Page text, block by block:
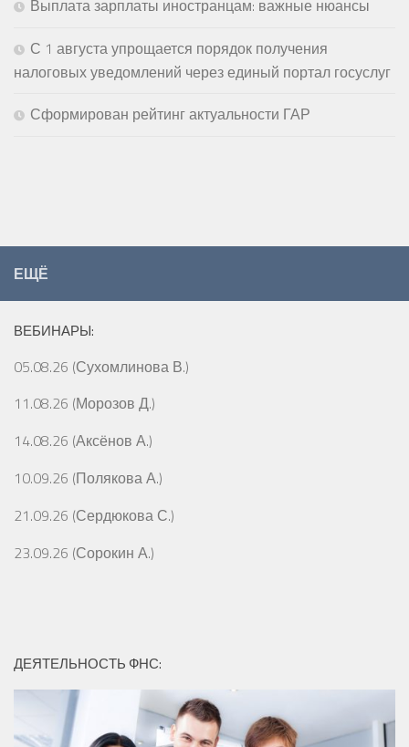
Выплата зарплаты иностранцам: важные нюансы
С 1 августа упрощается порядок получения
налоговых уведомлений через единый портал госуслуг
Сформирован рейтинг актуальности ГАР
ЕЩЁ
ВЕБИНАРЫ:
05.08.26 (Сухомлинова В.)
11.08.26 (Морозов Д.)
14.08.26 (Аксёнов А.)
10.09.26 (Полякова А.)
21.09.26 (Сердюкова С.)
23.09.26 (Сорокин А.)
ДЕЯТЕЛЬНОСТЬ ФНС: